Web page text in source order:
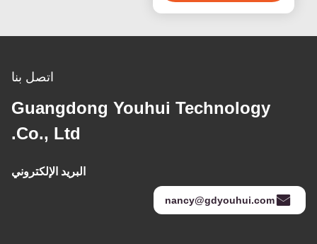
Guangdong Youhui Technology
Co., Ltd.
البريد الإلكتروني